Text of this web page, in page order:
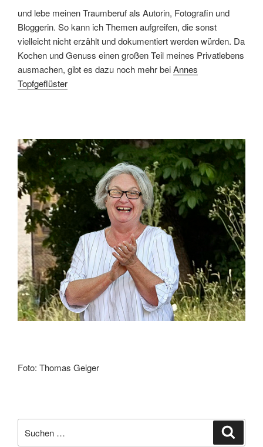
und lebe meinen Traumberuf als Autorin, Fotografin und
Bloggerin. So kann ich Themen aufgreifen, die sonst
vielleicht nicht erzählt und dokumentiert werden würden. Da
Kochen und Genuss einen großen Teil meines Privatlebens
ausmachen, gibt es dazu noch mehr beiAnnes
Topfgeflüster
Foto: Thomas Geiger
nach: